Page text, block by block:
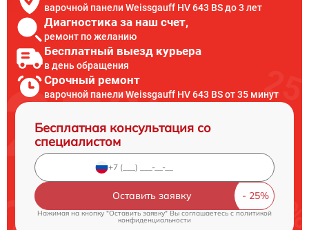
варочной панели Weissgauff HV 643 BS до 3 лет
Диагностика за наш счет,
ремонт по желанию
Бесплатный выезд курьера
в день обращения
Срочный ремонт
варочной панели Weissgauff HV 643 BS от 35 минут
Бесплатная консультация со
специалистом
Оставить заявку
Нажимая на кнопку "Оставить заявку" Вы соглашаетесь cполитикой
конфиденциальности